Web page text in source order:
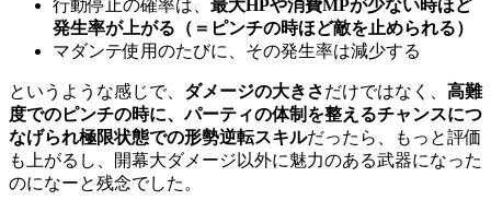
行動停止の確率は、 最大HPや消費MPが少ない時ほど
発生率が上がる（＝ピンチの時ほど敵を止められる）
マダンテ使用のたびに、その発生率は減少する
というような感じで、 ダメージの大きさだけではなく、 高難
度でのピンチの時に、パーティの体制を整えるチャンスにつ
なげられ極限状態での形勢逆転スキルだったら、もっと評価
も上がるし、開幕大ダメージ以外に魅力のある武器になった
のになーと残念でした。